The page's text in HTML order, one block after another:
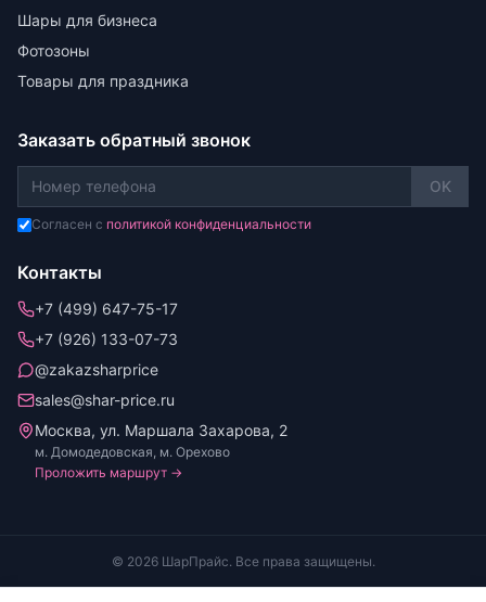
Шары для бизнеса
Фотозоны
Товары для праздника
Заказать обратный звонок
OK
Согласен с политикой конфиденциальности
Контакты
+7 (499) 647-75-17
+7 (926) 133-07-73
@zakazsharprice
sales@shar-price.ru
Москва, ул. Маршала Захарова, 2
м. Домодедовская, м. Орехово
Проложить маршрут →
© 2026 ШарПрайс. Все права защищены.